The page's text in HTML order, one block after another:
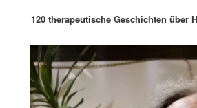
120 therapeutische Geschichten über